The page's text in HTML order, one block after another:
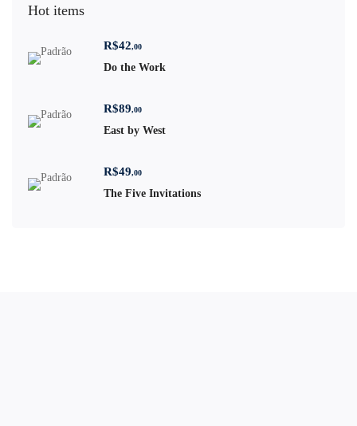
Hot items
R$42,00
Do the Work
R$89,00
East by West
R$49,00
The Five Invitations